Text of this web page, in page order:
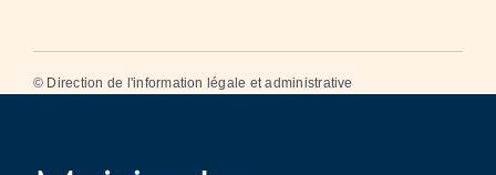
© Direction de l'information légale et administrative